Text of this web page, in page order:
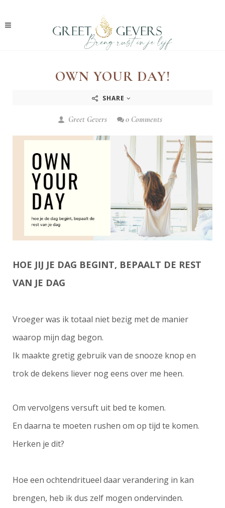
OWN YOUR DAY!
SHARE
Greet Gevers 0 Comments
HOE JIJ JE DAG BEGINT, BEPAALT DE REST
VAN JE DAG
Vroeger was ik totaal niet bezig met de manier
waarop mijn dag begon.
Ik maakte gretig gebruik van de snooze knop en
trok de dekens liever nog eens over me heen.
Om vervolgens versuft uit bed te komen.
En daarna te moeten rushen om op tijd te komen.
Herken je dit?
Hoe een ochtendritueel daar verandering in kan
brengen, heb ik dus zelf mogen ondervinden.